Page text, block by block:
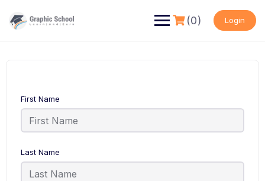
content
(0) Login
First Name
Last Name